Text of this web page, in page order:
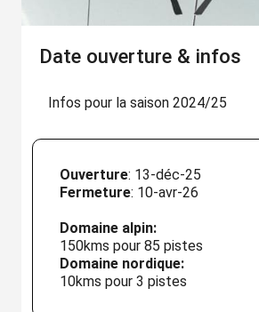
Date ouverture & infos
Infos pour la saison 2024/25
Ouverture: 13-déc-25
Fermeture: 10-avr-26
Domaine alpin:
150kms pour 85 pistes
Domaine nordique:
10kms pour 3 pistes